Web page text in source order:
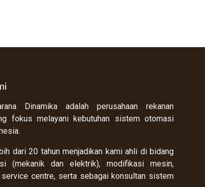
Dinamika adalah perusahaan rekanan
fokus melayani kebutuhan sistem otomasi
dari 20 tahun menjadikan kami ahli di bidang
(mekanik dan elektrik), modifikasi mesin,
service centre, serta sebagai konsultan sistem